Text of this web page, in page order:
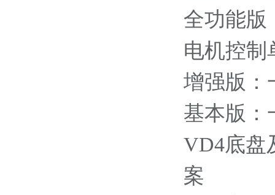
全功能版
电机控制
增强版：
基本版：
VD4底盘
案